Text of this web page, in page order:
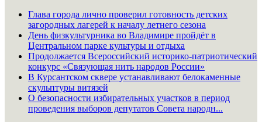
Глава города лично проверил готовность детских
загородных лагерей к началу летнего сезона
День физкультурника во Владимире пройдёт в
Центральном парке культуры и отдыха
Продолжается Всероссийский историко-патриотический
конкурс «Связующая нить народов России»
В Курсантском сквере устанавливают белокаменные
скульптуры витязей
О безопасности избирательных участков в период
проведения выборов депутатов Совета народн...